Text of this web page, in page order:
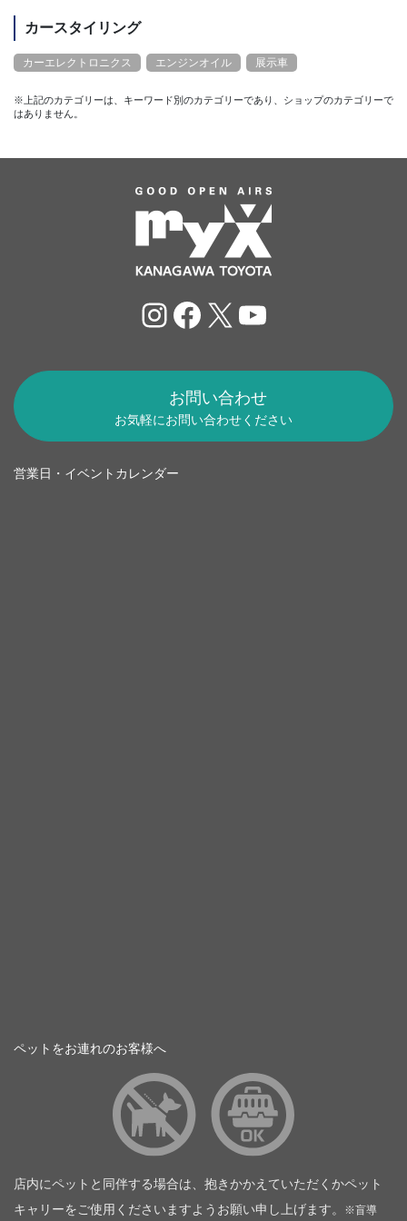
カースタイリング
カーエレクトロニクス エンジンオイル 展示車
※上記のカテゴリーは、キーワード別のカテゴリーであり、ショップのカテゴリーで
はありません。
Instagram
Facebook
X YouTube
お問い合わせ
お気軽にお問い合わせください
営業日・イベントカレンダー
ペットをお連れのお客様へ
店内にペットと同伴する場合は、抱きかかえていただくかペット
キャリーをご使用くださいますようお願い申し上げます。
※盲導